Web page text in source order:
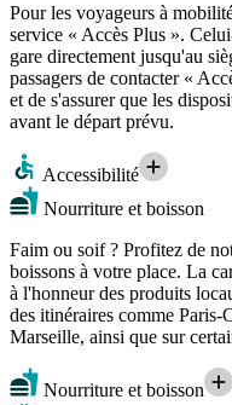
Pour les voyageurs à
service « Accès Plus ».
gare directement jusqu'au
passagers de contacter «
et de s'assurer que les
avant le départ prévu.
Accessibilité
Nourriture et boisson
Faim ou soif ? Profitez de
boissons à votre place. La
à l'honneur des produits
des itinéraires comme
Marseille, ainsi que sur
Nourriture et boisson